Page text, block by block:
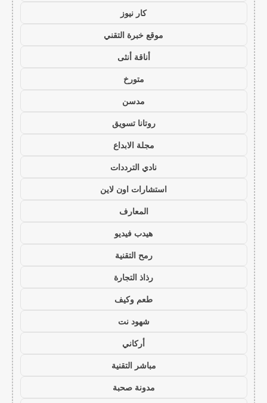
كار نيوز
موقع خبرة التقني
أناقة أنثى
متورخ
مدسن
روتانا تسويق
مجلة الابداع
نادي الترددات
استشارات اون لاين
المعارف
هيدب فيديو
رمح التقنية
رذاذ التجارة
طعم وكيف
شهود نت
أركاني
مباشر التقنية
مدونة صحبة